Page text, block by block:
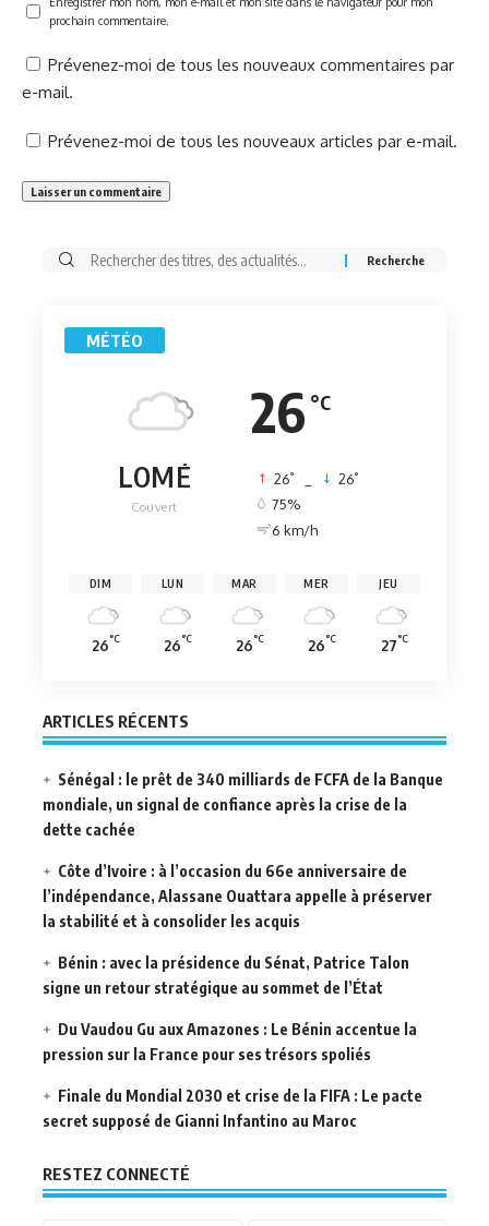
prochain commentaire.
Prévenez-moi de tous les nouveaux commentaires par
e-mail.
Prévenez-moi de tous les nouveaux articles par e-mail.
Rechercher:
MÉTÉO
26 °C
LOMÉ
Couvert
26° 26°
75%
6 km/h
DIM
26°C
LUN
26°C
MAR
26°C
MER
26°C
JEU
27°C
ARTICLES RÉCENTS
Sénégal : le prêt de 340 milliards de FCFA de la Banque
mondiale, un signal de confiance après la crise de la
dette cachée
Côte d’Ivoire : à l’occasion du 66e anniversaire de
l’indépendance, Alassane Ouattara appelle à préserver
la stabilité et à consolider les acquis
Bénin : avec la présidence du Sénat, Patrice Talon
signe un retour stratégique au sommet de l’État
Du Vaudou Gu aux Amazones : Le Bénin accentue la
pression sur la France pour ses trésors spoliés
Finale du Mondial 2030 et crise de la FIFA : Le pacte
secret supposé de Gianni Infantino au Maroc
RESTEZ CONNECTÉ